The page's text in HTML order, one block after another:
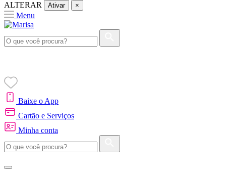
ALTERAR
Ativar ×
Menu
Baixe o App
Cartão e Serviços
Minha conta